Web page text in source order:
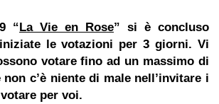
“La Vie en Rose” si è concluso
iniziate le votazioni per 3 giorni.Vi
votare fino ad un massimo di
c’è niente di male nell’invitare i
per voi.